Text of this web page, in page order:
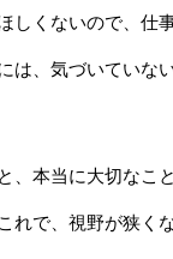
しくないので、仕
、気づいていな
、本当に大切なこ
で、視野が狭く